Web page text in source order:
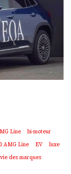
Line
bi-moteur
AMG Line EV
luxe
vie des marques